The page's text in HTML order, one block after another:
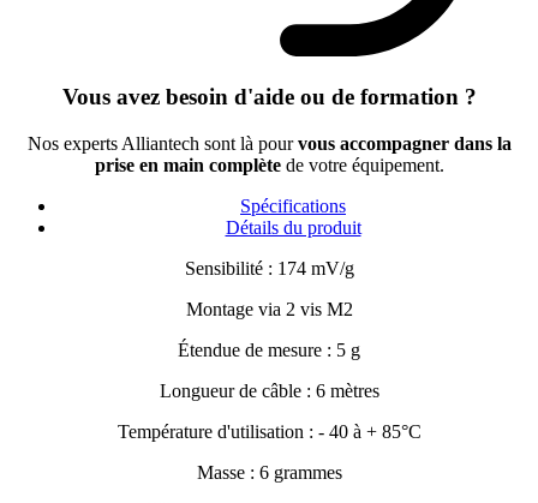
Vous avez besoin d'aide ou de formation ?
Nos experts Alliantech sont là pourvous accompagner dans la
prise en main complètede votre équipement.
Spécifications
Détails du produit
Sensibilité : 174 mV/g
Montage via 2 vis M2
Étendue de mesure : 5 g
Longueur de câble : 6 mètres
Température d'utilisation : - 40 à + 85°C
Masse : 6 grammes